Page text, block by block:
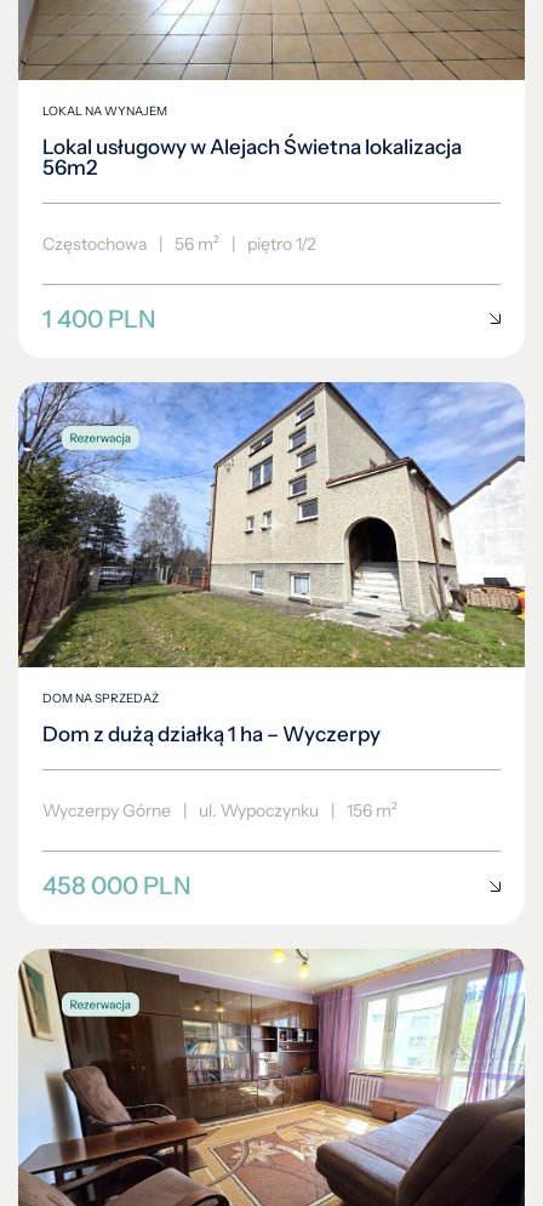
LOKAL NA WYNAJEM
Lokal usługowy w Alejach Świetna lokalizacja
56m2
Częstochowa | 56 m² | piętro 1/2
1 400 PLN
DOM NA SPRZEDAŻ
Dom z dużą działką 1 ha – Wyczerpy
Wyczerpy Górne ul. Wypoczynku 156 m²
458 000 PLN